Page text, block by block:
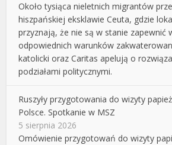
Około tysiąca nieletnich migrantów
hiszpańskiej eksklawie Ceuta, gdzie
przyznają, że nie są w stanie zapewnić
odpowiednich warunków
katolicki oraz Caritas apelują o
podziałami politycznymi.
Ruszyły przygotowania do wizyty
Polsce. Spotkanie w MSZ
5 sierpnia 2026
Omówienie przygotowań do wizyty